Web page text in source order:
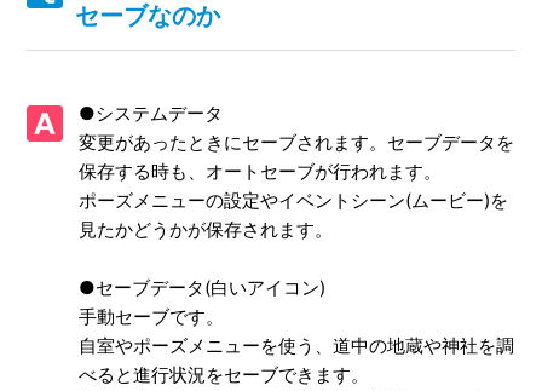
【PS3/龍が如く 維新!】本編やサブストーリーで、何をした
【PS3/龍が如く 維新!】バトルダンジョンはどこからプレイ
できるか
【PS3/龍が如く 維新!】「遥」は登場するか
【PS3/龍が如く 維新!】難易度設定はあるのか
セーブなのか
●システムデータ
変更があったときにセーブされます。セーブデータを
保存する時も、オートセーブが行われます。
ポーズメニューの設定やイベントシーン(ムービー)を
見たかどうかが保存されます。
●セーブデータ(白いアイコン)
手動セーブです。
自室やポーズメニューを使う、道中の地蔵や神社を調
べると進行状況をセーブできます。